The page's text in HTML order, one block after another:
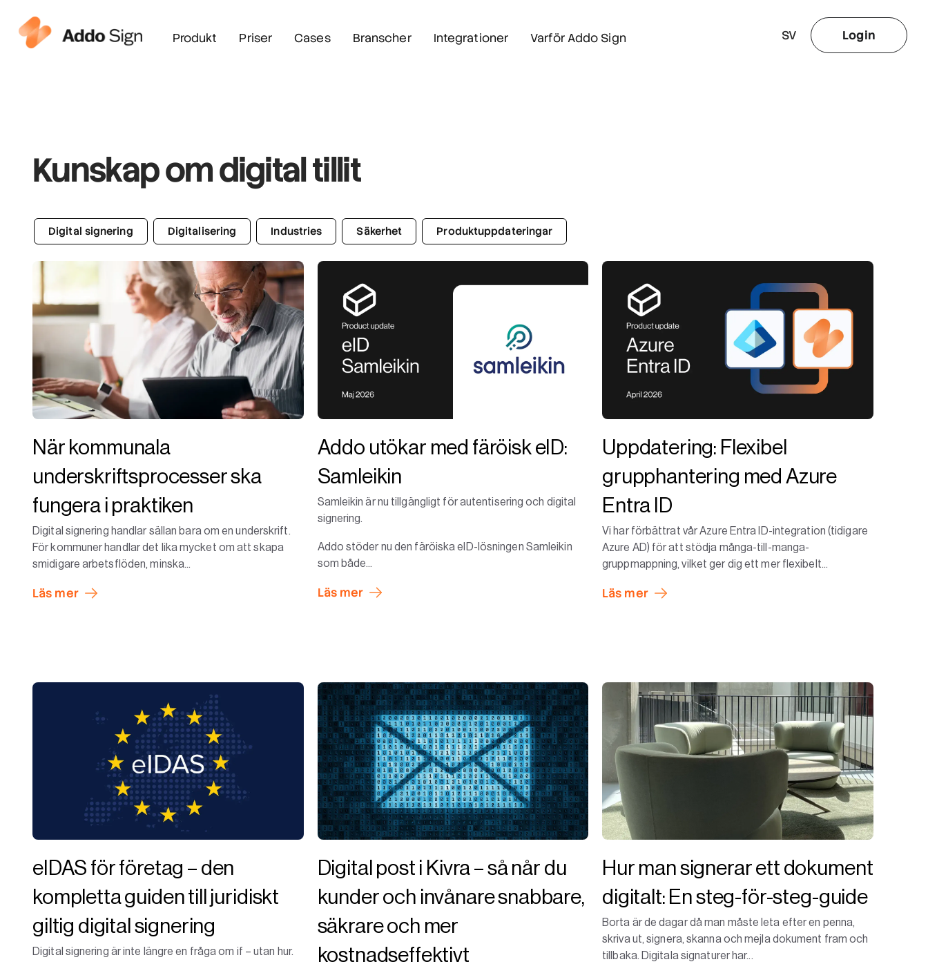
Produkt Priser Cases Branscher Integrationer Varför Addo Sign SV Login
Kunskap om digital tillit
Digital signering Digitalisering Industries Säkerhet Produktuppdateringar
När kommunala
underskriftsprocesser ska
fungera i praktiken
Digital signering handlar sällan bara om en underskrift.
För kommuner handlar det lika mycket om att skapa
smidigare arbetsflöden, minska...
Läs mer
Addo utökar med färöisk eID:
Samleikin
Samleikin är nu tillgängligt för autentisering och digital
signering.
Addo stöder nu den färöiska eID-lösningen Samleikin
som både...
Läs mer
Uppdatering: Flexibel
grupphantering med Azure
Entra ID
Vi har förbättrat vår Azure Entra ID-integration (tidigare
Azure AD) för att stödja många-till-manga-
gruppmappning, vilket ger dig ett mer flexibelt...
Läs mer
eIDAS för företag – den
kompletta guiden till juridiskt
giltig digital signering
Digital signering är inte längre en fråga om if – utan hur.
Digital post i Kivra – så når du
kunder och invånare snabbare,
säkrare och mer
kostnadseffektivt
Hur man signerar ett dokument
digitalt: En steg-för-steg-guide
Borta är de dagar då man måste leta efter en penna,
skriva ut, signera, skanna och mejla dokument fram och
tillbaka. Digitala signaturer har...